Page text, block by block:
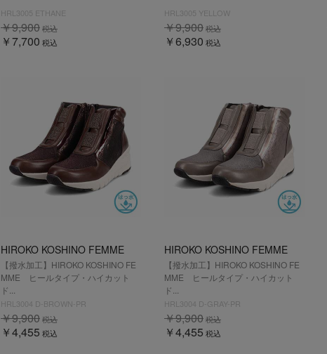
HRL3005 ETHANE
￥7,700 税込
￥9,900税込
HRL3005 YELLOW
￥6,930 税込
￥9,900税込
HIROKO KOSHINO FEMME
【撥水加工】HIROKO KOSHINO FE
MME ヒールタイプ・ハイカット
ド...
HRL3004 D-BROWN-PR
￥4,455 税込
￥9,900税込
HIROKO KOSHINO FEMME
【撥水加工】HIROKO KOSHINO FE
MME ヒールタイプ・ハイカット
ド...
HRL3004 D-GRAY-PR
￥4,455 税込
￥9,900税込